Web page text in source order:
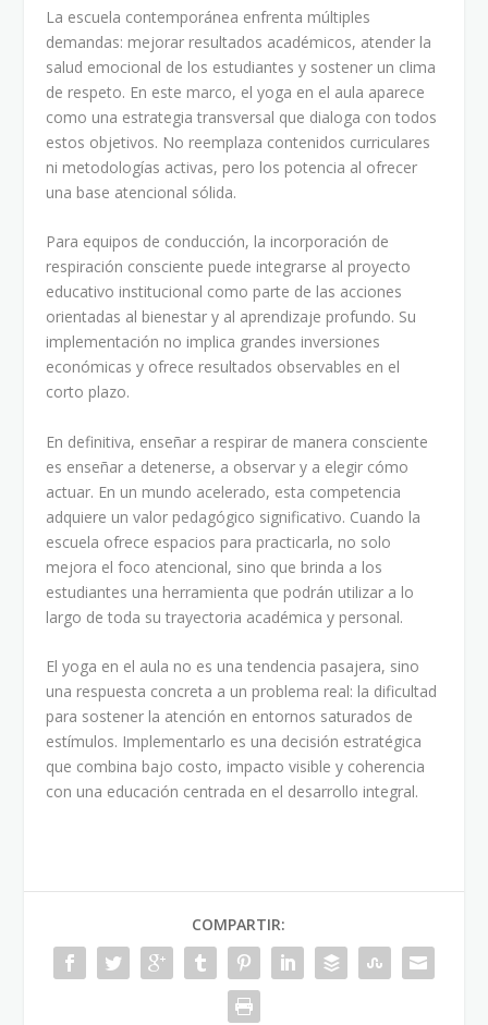
La escuela contemporánea enfrenta múltiples
demandas: mejorar resultados académicos, atender la
salud emocional de los estudiantes y sostener un clima
de respeto. En este marco, el yoga en el aula aparece
como una estrategia transversal que dialoga con todos
estos objetivos. No reemplaza contenidos curriculares
ni metodologías activas, pero los potencia al ofrecer
una base atencional sólida.
Para equipos de conducción, la incorporación de
respiración consciente puede integrarse al proyecto
educativo institucional como parte de las acciones
orientadas al bienestar y al aprendizaje profundo. Su
implementación no implica grandes inversiones
económicas y ofrece resultados observables en el
corto plazo.
En definitiva, enseñar a respirar de manera consciente
es enseñar a detenerse, a observar y a elegir cómo
actuar. En un mundo acelerado, esta competencia
adquiere un valor pedagógico significativo. Cuando la
escuela ofrece espacios para practicarla, no solo
mejora el foco atencional, sino que brinda a los
estudiantes una herramienta que podrán utilizar a lo
largo de toda su trayectoria académica y personal.
El yoga en el aula no es una tendencia pasajera, sino
una respuesta concreta a un problema real: la dificultad
para sostener la atención en entornos saturados de
estímulos. Implementarlo es una decisión estratégica
que combina bajo costo, impacto visible y coherencia
con una educación centrada en el desarrollo integral.
COMPARTIR: